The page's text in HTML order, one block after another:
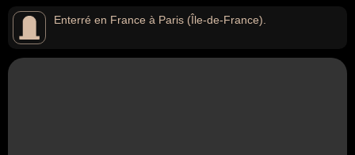
Enterré en France à Paris (Île-de-France).